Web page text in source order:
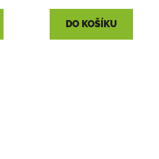
DO KOŠÍKU